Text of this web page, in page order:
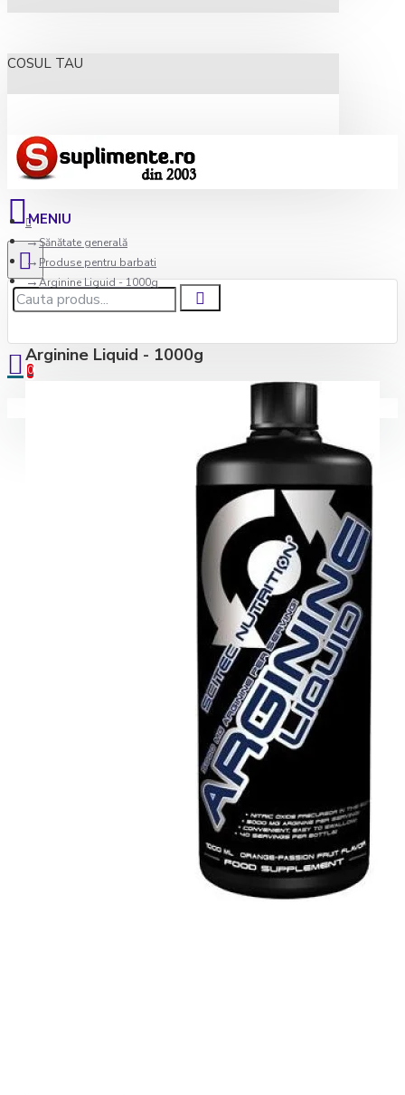
COSUL TAU
0
Sănătate generală
Produse pentru barbati
Arginine Liquid - 1000g
Arginine Liquid - 1000g